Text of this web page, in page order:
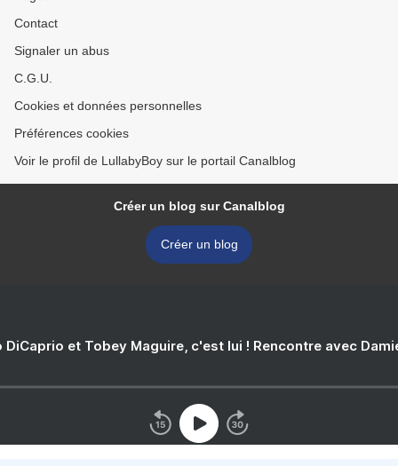
Contact
Signaler un abus
C.G.U.
Cookies et données personnelles
Préférences cookies
Voir le profil de LullabyBoy sur le portail Canalblog
Créer un blog sur Canalblog
Créer un blog
DiCaprio et Tobey Maguire, c'est lui ! Rencontre avec